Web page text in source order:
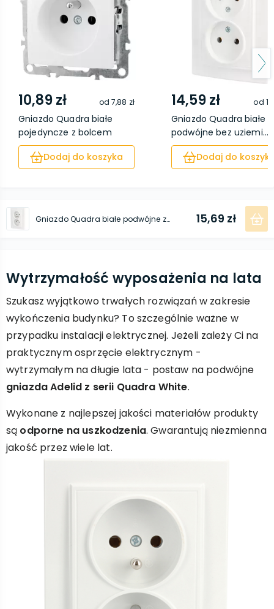
10,89 zł od7,88 zł
Gniazdo Quadra białe
pojedyncze z bolcem
Dodaj do koszyka
14,59 zł od
Gniazdo Quadra białe
podwójne bez uziemi...
Dodaj do
Gniazdo Quadra białe podwójne z bolcem nierozbieralne 15,69 zł
Wytrzymałość wyposażenia na lata
Szukasz wyjątkowo trwałych rozwiązań w zakresie
wykończenia budynku? To szczególnie ważne w
przypadku instalacji elektrycznej. Jeżeli zależy Ci na
praktycznym osprzęcie elektrycznym -
wytrzymałym na długie lata - postaw na podwójne
gniazda Adelid z serii Quadra White.
Wykonane z najlepszej jakości materiałów produkty
są odporne na uszkodzenia. Gwarantują niezmienna
jakość przez wiele lat.